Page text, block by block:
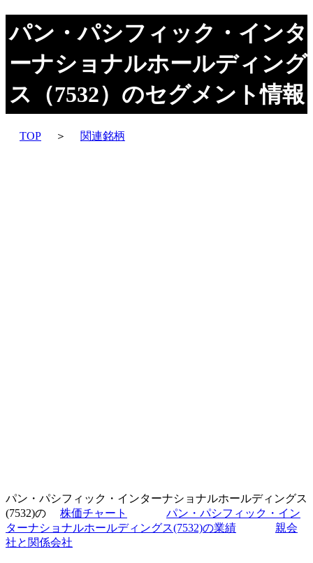
パン・パシフィック・インタ
ーナショナルホールディング
ス（7532）のセグメント情報
TOP ＞ 関連銘柄
パン・パシフィック・インターナショナルホールディングス
(7532)の
株価チャート
パン・パシフィック・イン
ターナショナルホールディングス(7532)の業績
親会
社と関係会社